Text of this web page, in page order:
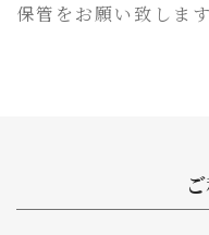
保管をお願い致します